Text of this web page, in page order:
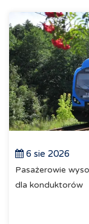
6 sie 2026
Pasażerowie
dla konduktorów